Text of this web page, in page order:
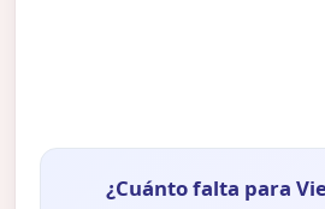
¿Cuánto falta para